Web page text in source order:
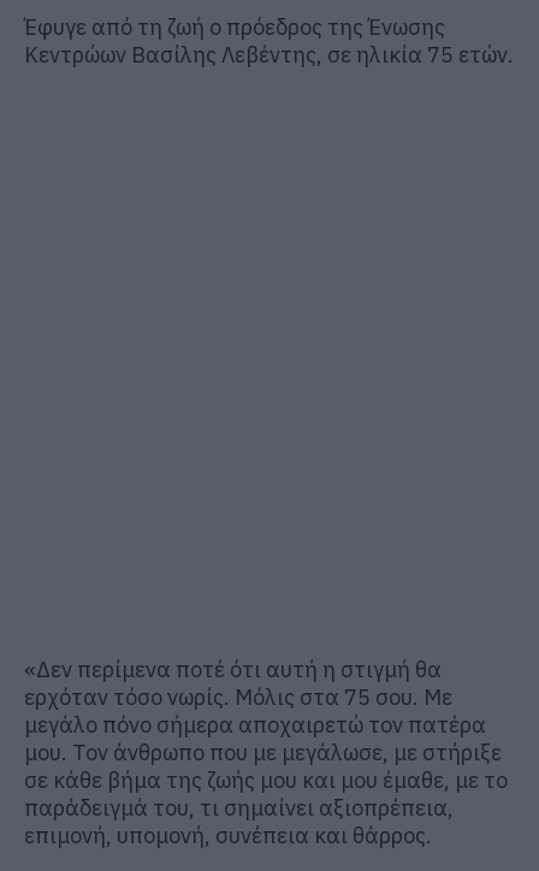
Έφυγε από τη ζωή ο πρόεδρος της Ένωσης
Κεντρώων Βασίλης Λεβέντης, σε ηλικία 75 ετών.
«Δεν περίμενα ποτέ ότι αυτή η στιγμή θα
ερχόταν τόσο νωρίς. Μόλις στα 75 σου. Με
μεγάλο πόνο σήμερα αποχαιρετώ τον πατέρα
μου. Τον άνθρωπο που με μεγάλωσε, με στήριξε
σε κάθε βήμα της ζωής μου και μου έμαθε, με το
παράδειγμά του, τι σημαίνει αξιοπρέπεια,
επιμονή, υπομονή, συνέπεια και θάρρος.